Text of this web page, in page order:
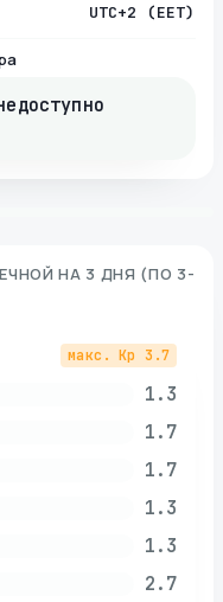
UTC+2 (EET)
НА 3 ДНЯ (ПО 3-
макс. Kp 3.7
1.3
1.7
1.7
1.3
1.3
2.7